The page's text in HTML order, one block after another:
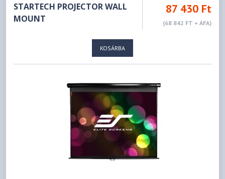
STARTECH PROJECTOR WALL
MOUNT
87 430 Ft
(68 842 FT + ÁFA)
KOSÁRBA